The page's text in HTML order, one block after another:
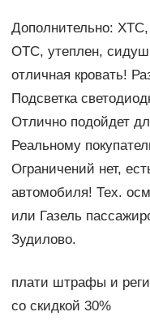
Дополнительно:
ОТС, утеплен,
отличная кровать!
Подсветка
Отлично подойдет
Реальному
Ограничений нет,
автомобиля! Тех.
или Газель
Зудилово.
плати штрафы и
со скидкой 30%